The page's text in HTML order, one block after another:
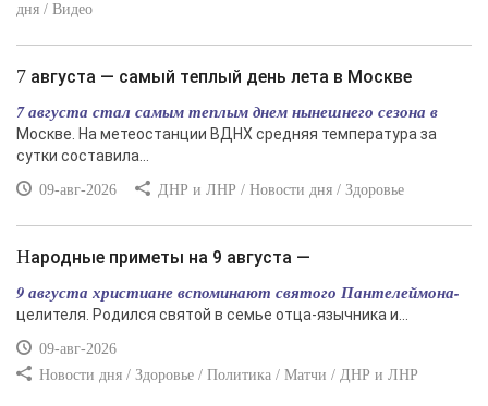
дня / Видео
7 августа — самый теплый день лета в Москве
7 августа стал самым теплым днем нынешнего сезона в
Москве. На метеостанции ВДНХ средняя температура за
сутки составила...
09-авг-2026 ДНР и ЛНР / Новости дня / Здоровье
Народные приметы на 9 августа —
9 августа христиане вспоминают святого Пантелеймона-
целителя. Родился святой в семье отца-язычника и...
09-авг-2026
Новости дня / Здоровье / Политика / Матчи / ДНР и ЛНР